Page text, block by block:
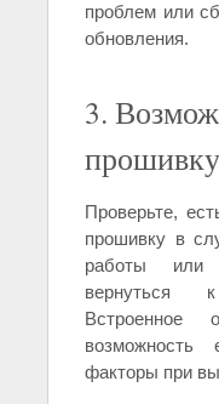
проблем или
обновления.
3.
прошивку
Проверьте,
прошивку в
работы или
вернуться
Встроенное
факторы при